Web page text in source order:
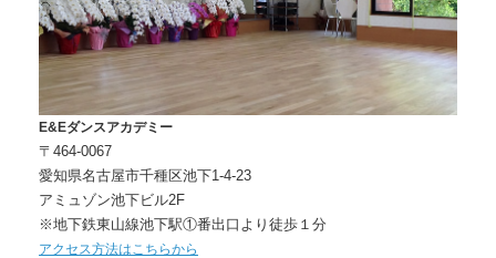
E&Eダンスアカデミー
〒464-0067
愛知県名古屋市千種区池下1-4-23
アミュゾン池下ビル2F
※地下鉄東山線池下駅①番出口より徒歩１分
アクセス方法はこちらから